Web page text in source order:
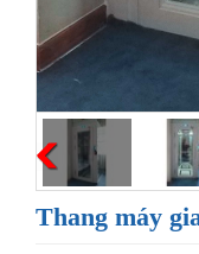
Thang máy